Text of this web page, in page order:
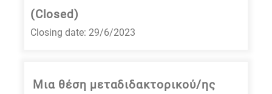
(Closed)
Closing date: 29/6/2023
Μια θέση μεταδιδακτορικού/ης